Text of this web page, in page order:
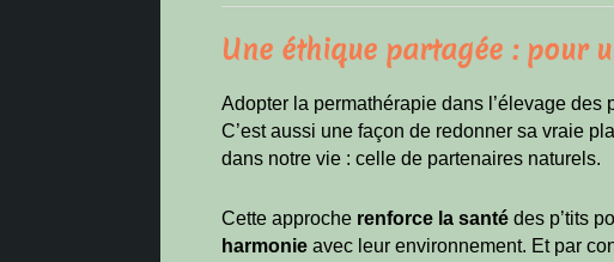
Une éthique partagée : pour
Adopter la permathérapie dans l’élevage
C’est aussi une façon de redonner sa vraie
dans notre vie : celle de partenaires naturels.
Cette approche renforce la santé des p’tits
harmonie avec leur environnement. Et par